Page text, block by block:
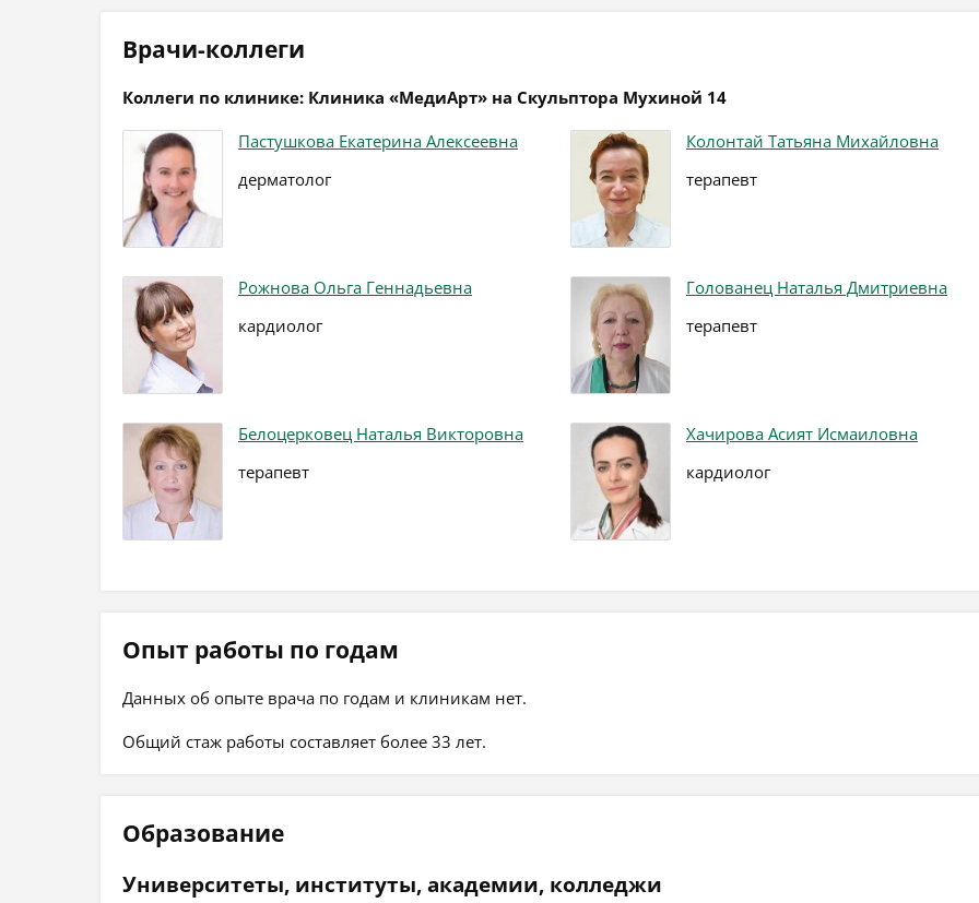
Врачи-коллеги
Коллеги по клинике: Клиника «МедиАрт» на Скульптора Мухиной 14
Пастушкова Екатерина Алексеевна
дерматолог
Колонтай Татьяна Михайловна
терапевт
Рожнова Ольга Геннадьевна
кардиолог
Голованец Наталья Дмитриевна
терапевт
Белоцерковец Наталья Викторовна
терапевт
Хачирова Асият Исмаиловна
кардиолог
Опыт работы по годам
Данных об опыте врача по годам и клиникам нет.
Общий стаж работы составляет более 33 лет.
Образование
Университеты, институты, академии, колледжи